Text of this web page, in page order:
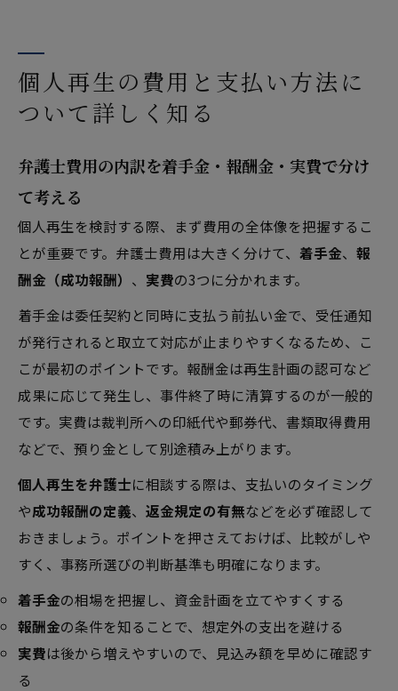
個人再生の費用と支払い方法に
ついて詳しく知る
弁護士費用の内訳を着手金・報酬金・実費で分け
て考える
個人再生を検討する際、まず費用の全体像を把握するこ
とが重要です。弁護士費用は大きく分けて、 着手金、 報
酬金（成功報酬） 、 実費の3つに分かれます。
着手金は委任契約と同時に支払う前払い金で、受任通知
が発行されると取立て対応が止まりやすくなるため、こ
こが最初のポイントです。報酬金は再生計画の認可など
成果に応じて発生し、事件終了時に清算するのが一般的
です。実費は裁判所への印紙代や郵券代、書類取得費用
などで、預り金として別途積み上がります。
個人再生を弁護士に相談する際は、支払いのタイミング
や成功報酬の定義、 返金規定の有無などを必ず確認して
おきましょう。ポイントを押さえておけば、比較がしや
すく、事務所選びの判断基準も明確になります。
着手金の相場を把握し、資金計画を立てやすくする
報酬金の条件を知ることで、想定外の支出を避ける
実費は後から増えやすいので、見込み額を早めに確認す
る